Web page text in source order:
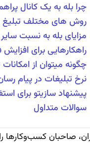
چرا بله به یک کانال
روش های مختلف تبلیغ
مزایای بله به نسبت
راهکارهایی برای
چگونه میتوان از
نرخ تبلیغات در پیام
پیشنهاد سازیتو برای
سوالات متداول
ایران، صاحبان